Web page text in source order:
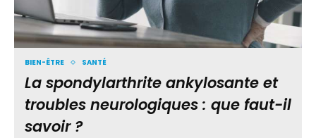
BIEN-ÊTRE SANTÉ
La spondylarthrite ankylosante et
troubles neurologiques : que faut-il
savoir ?